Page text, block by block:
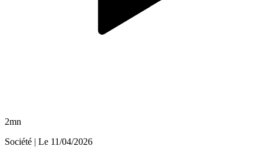
2mn
Société | Le 11/04/2026